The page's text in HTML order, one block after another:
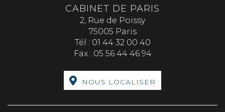
CABINET DE PARIS
2, Rue de Poissy
75005 Paris
Tél : 01 44 32 00 40
Fax : 05 56 44 46 94
NOUS LOCALISER